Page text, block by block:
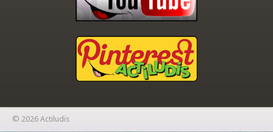
© 2026 Actiludis